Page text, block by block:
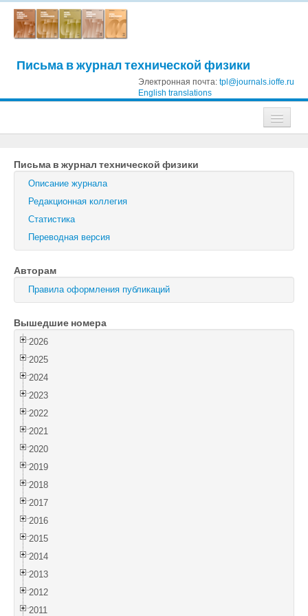
Письма в журнал технической физики
Электронная почта: tpl@journals.ioffe.ru
English translations
Журнал технической физики
Письма в Журнал технической физики
Физика твердого тела
Физика и техника полупроводников
Оптика и спектроскопия
Поиск
Войти
Письма в журнал технической физики
Описание журнала
Редакционная коллегия
Статистика
Переводная версия
Авторам
Правила оформления публикаций
Вышедшие номера
2026
2025
2024
2023
2022
2021
2020
2019
2018
2017
2016
2015
2014
2013
2012
2011